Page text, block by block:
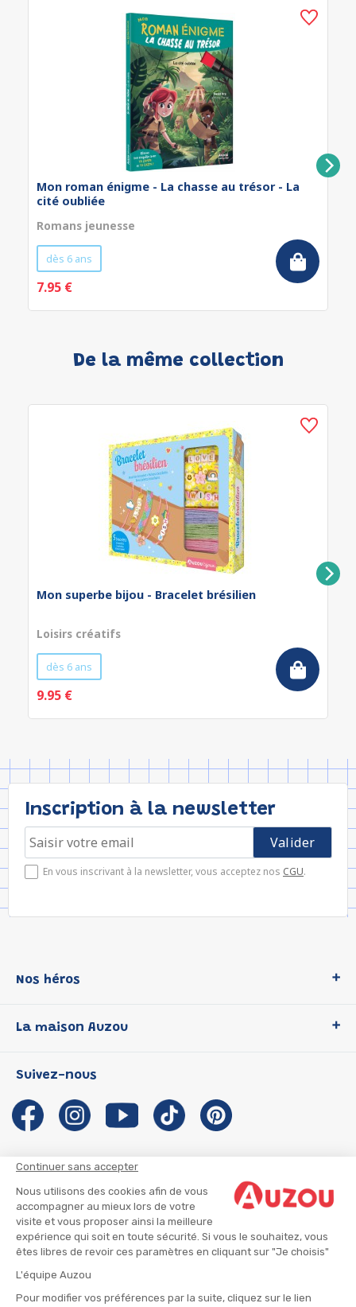
Continuer sans accepter
Nous utilisons des cookies afin de vous
accompagner au mieux lors de votre
visite et vous proposer ainsi la meilleure
expérience qui soit en toute sécurité. Si vous le souhaitez, vous
êtes libres de revoir ces paramètres en cliquant sur "Je choisis"
L'équipe Auzou
Pour modifier vos préférences par la suite, cliquez sur le lien
Mon roman énigme - La chasse au trésor - La
cité oubliée
Romans jeunesse
dès 6 ans
7.95 €
De la même collection
Mon superbe bijou - Bracelet brésilien
Loisirs créatifs
dès 6 ans
9.95 €
Inscription à la newsletter
En vous inscrivant à la newsletter, vous acceptez nos CGU.
Nos héros
P'tit Loup
Les Influenceuses
Migali
Petite Taupe
La maison Auzou
Notre histoire
Auzou s'engage
Auteurs et illustrateurs Auzou
Suivre mon colis
Infos consommateur
Suivez-nous
CGU
CGV
Mentions légales